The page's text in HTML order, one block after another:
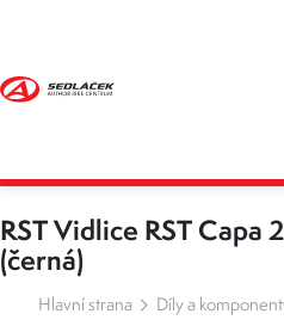
RST Vidlice RST Capa
(černá)
Hlavní strana Díly a